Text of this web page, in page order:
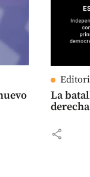
La
derecha
share